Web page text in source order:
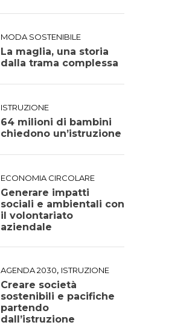
MODA SOSTENIBILE
La maglia, una storia
dalla trama complessa
ISTRUZIONE
64 milioni di bambini
chiedono un’istruzione
ECONOMIA CIRCOLARE
Generare impatti
sociali e ambientali con
il volontariato
aziendale
AGENDA 2030, ISTRUZIONE
Creare società
sostenibili e pacifiche
partendo
dall’istruzione